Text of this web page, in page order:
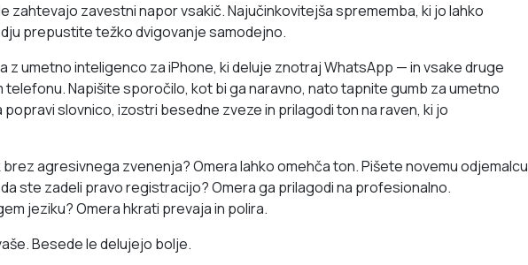
zahtevajo zavestni napor vsakič. Najučinkovitejša sprememba, ki jo lahko
prepustite težko dvigovanje samodejno.
z umetno inteligenco za iPhone, ki deluje znotraj WhatsApp — in vsake druge
telefonu. Napišite sporočilo, kot bi ga naravno, nato tapnite gumb za umetno
slovnico, izostri besedne zveze in prilagodi ton na raven, ki jo
agresivnega zvenenja? Omera lahko omehča ton. Pišete novemu odjemalcu
ste zadeli pravo registracijo? Omera ga prilagodi na profesionalno.
jeziku? Omera hkrati prevaja in polira.
Besede le delujejo bolje.